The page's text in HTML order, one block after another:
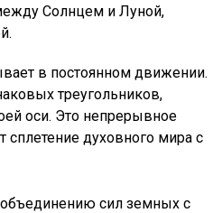
Солнцем и Луной,
в постоянном движении.
треугольников,
оси. Это непрерывное
духовного мира с
объединению сил земных с